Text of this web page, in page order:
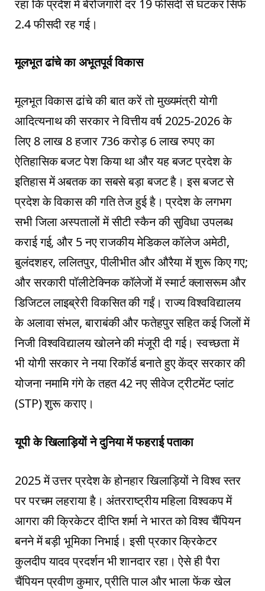
रहा कि प्रदेश में बेरोजगारी दर 19 फीसदी से घटकर सिर्फ
2.4 फीसदी रह गई।
मूलभूत ढांचे का अभूतपूर्व विकास
मूलभूत विकास ढांचे की बात करें तो मुख्यमंत्री योगी
आदित्यनाथ की सरकार ने वित्तीय वर्ष 2025-2026 के
लिए 8 लाख 8 हजार 736 करोड़ 6 लाख रुपए का
ऐतिहासिक बजट पेश किया था और यह बजट प्रदेश के
इतिहास में अबतक का सबसे बड़ा बजट है। इस बजट से
प्रदेश के विकास की गति तेज हुई है। प्रदेश के लगभग
सभी जिला अस्पतालों में सीटी स्कैन की सुविधा उपलब्ध
कराई गई, और 5 नए राजकीय मेडिकल कॉलेज अमेठी,
बुलंदशहर, ललितपुर, पीलीभीत और औरैया में शुरू किए गए;
और सरकारी पॉलीटेक्निक कॉलेजों में स्मार्ट क्लासरूम और
डिजिटल लाइब्रेरी विकसित की गईं। राज्य विश्वविद्यालय
के अलावा संभल, बाराबंकी और फतेहपुर सहित कई जिलों में
निजी विश्वविद्यालय खोलने की मंजूरी दी गई। स्वच्छता में
भी योगी सरकार ने नया रिकॉर्ड बनाते हुए केंद्र सरकार की
योजना नमामि गंगे के तहत 42 नए सीवेज ट्रीटमेंट प्लांट
(STP) शुरू कराए।
यूपी के खिलाड़ियों ने दुनिया में फहराई पताका
2025 में उत्तर प्रदेश के होनहार खिलाड़ियों ने विश्व स्तर
पर परचम लहराया है। अंतरराष्ट्रीय महिला विश्वकप में
आगरा की क्रिकेटर दीप्ति शर्मा ने भारत को विश्व चैंपियन
बनने में बड़ी भूमिका निभाई। इसी प्रकार क्रिकेटर
कुलदीप यादव प्रदर्शन भी शानदार रहा। ऐसे ही पैरा
चैंपियन प्रवीण कुमार, प्रीति पाल और भाला फेंक खेल